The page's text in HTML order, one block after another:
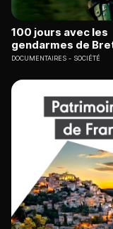
100 jours avec les
gendarmes de
DOCUMENTAIRES SOCIÉTÉ